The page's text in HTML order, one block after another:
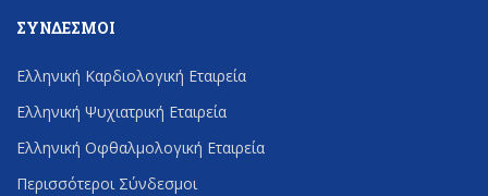
ΣΎΝΔΕΣΜΟΙ
Ελληνική Καρδιολογική Εταιρεία
Ελληνική Ψυχιατρική Εταιρεία
Ελληνική Οφθαλμολογική Εταιρεία
Περισσότεροι Σύνδεσμοι